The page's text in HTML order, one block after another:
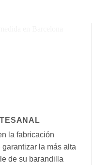
la fabricación
la más alta
de su barandilla